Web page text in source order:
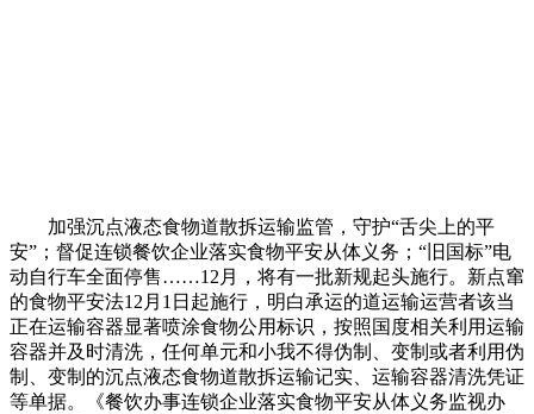
加强沉点液态食物道散拆运输监管，守护“舌尖上的平
安”；督促连锁餐饮企业落实食物平安从体义务；“旧国标”电
动自行车全面停售……12月，将有一批新规起头施行。新点窜
的食物平安法12月1日起施行，明白承运的道运输运营者该当
正在运输容器显著喷涂食物公用标识，按照国度相关利用运输
容器并及时清洗，任何单元和小我不得伪制、变制或者利用伪
制、变制的沉点液态食物道散拆运输记实、运输容器清洗凭证
等单据。《餐饮办事连锁企业落实食物平安从体义务监视办